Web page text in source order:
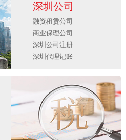
深圳公司
融资租赁公司
商业保理公司
深圳公司注册
深圳代理记账